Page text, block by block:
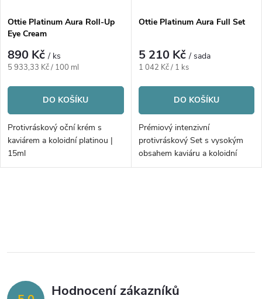
p
r
o
d
u
k
s
p
r
o
d
u
ů
Ottie Platinum Aura Roll-Up
Eye Cream
890 Kč/ ks
Měrná
5 933,33 Kč / 100 ml
DO KOŠÍKU
Protivráskový oční krém s
kaviárem a koloidní platinou |
15ml
Ottie Platinum Aura Full Set
5 210 Kč/ sada
Měrná
1 042 Kč / 1 ks
DO KOŠÍKU
Prémiový intenzivní
protivráskový Set s vysokým
obsahem kaviáru a koloidní
platinou | 5ks
l
Hodnocení zákazníků